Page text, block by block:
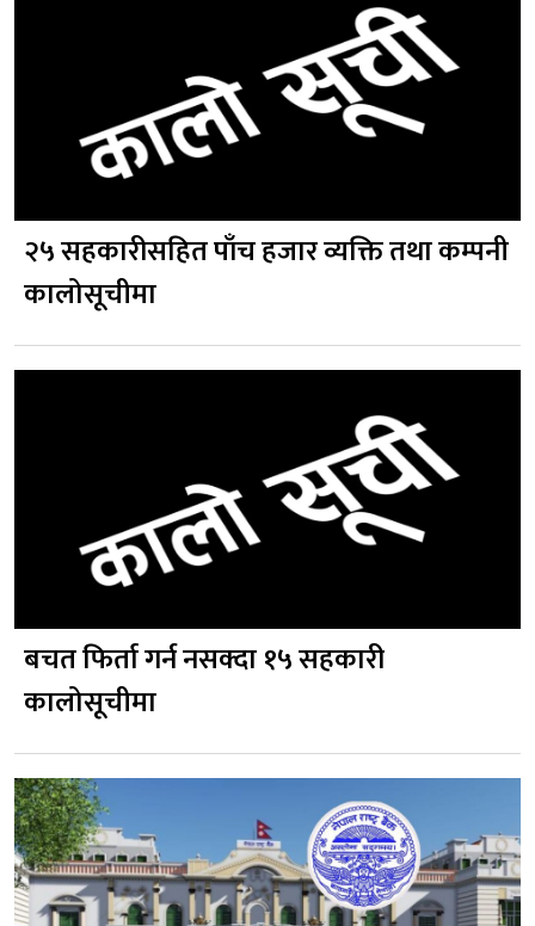
२५ सहकारीसहित पाँच हजार व्यक्ति तथा कम्पनी
कालोसूचीमा
बचत फिर्ता गर्न नसक्दा १५ सहकारी
कालोसूचीमा